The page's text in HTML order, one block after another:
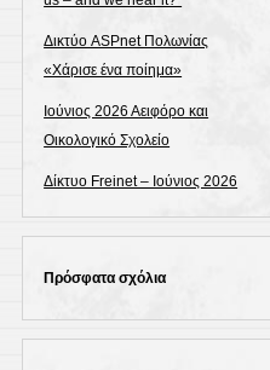
Δικτύο ASPnet Πολωνίας
«Χάρισε ένα ποίημα»
Ιούνιος 2026 Αειφόρο και
Οικολογικό Σχολείο
Δίκτυο Freinet – Ιούνιος 2026
Πρόσφατα σχόλια